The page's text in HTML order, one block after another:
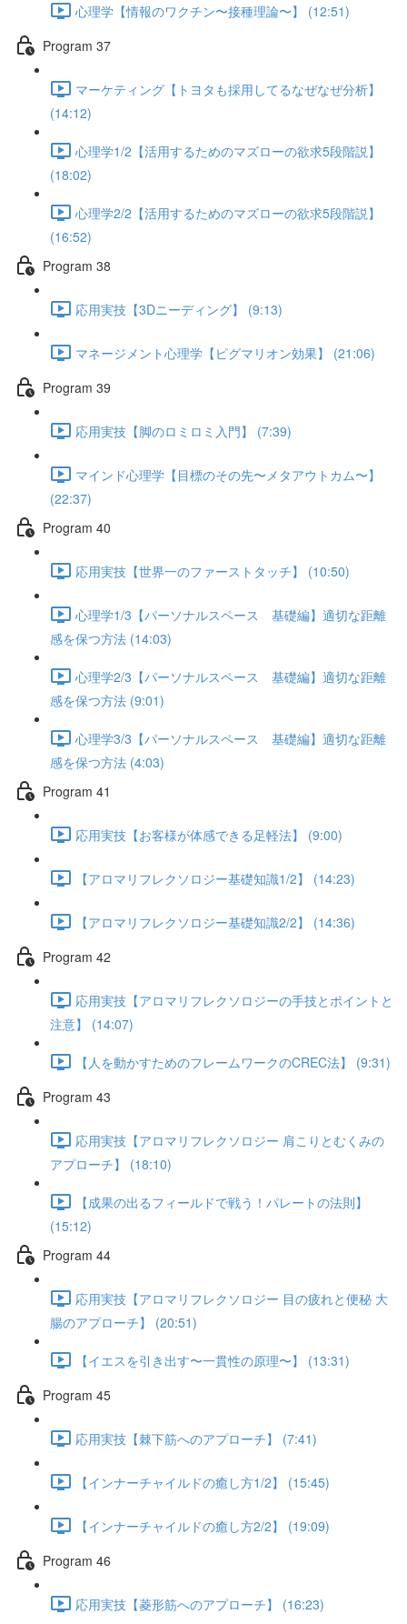
心理学【情報のワクチン〜接種理論〜】 (12:51)
Program 37
マーケティング【トヨタも採用してるなぜなぜ分析】
(14:12)
心理学1/2【活用するためのマズローの欲求5段階説】
(18:02)
心理学2/2【活用するためのマズローの欲求5段階説】
(16:52)
Program 38
応用実技【3Dニーディング】 (9:13)
マネージメント心理学【ピグマリオン効果】 (21:06)
Program 39
応用実技【脚のロミロミ入門】 (7:39)
マインド心理学【目標のその先〜メタアウトカム〜】
(22:37)
Program 40
応用実技【世界一のファーストタッチ】 (10:50)
心理学1/3【パーソナルスペース 基礎編】適切な距離
感を保つ方法 (14:03)
心理学2/3【パーソナルスペース 基礎編】適切な距離
感を保つ方法 (9:01)
心理学3/3【パーソナルスペース 基礎編】適切な距離
感を保つ方法 (4:03)
Program 41
応用実技【お客様が体感できる足軽法】 (9:00)
【アロマリフレクソロジー基礎知識1/2】 (14:23)
【アロマリフレクソロジー基礎知識2/2】 (14:36)
Program 42
応用実技【アロマリフレクソロジーの手技とポイントと
注意】 (14:07)
【人を動かすためのフレームワークのCREC法】 (9:31)
Program 43
応用実技【アロマリフレクソロジー 肩こりとむくみの
アプローチ】 (18:10)
【成果の出るフィールドで戦う！パレートの法則】
(15:12)
Program 44
応用実技【アロマリフレクソロジー 目の疲れと便秘 大
腸のアプローチ】 (20:51)
【イエスを引き出す〜一貫性の原理〜】 (13:31)
Program 45
応用実技【棘下筋へのアプローチ】 (7:41)
【インナーチャイルドの癒し方1/2】 (15:45)
【インナーチャイルドの癒し方2/2】 (19:09)
Program 46
応用実技【菱形筋へのアプローチ】 (16:23)